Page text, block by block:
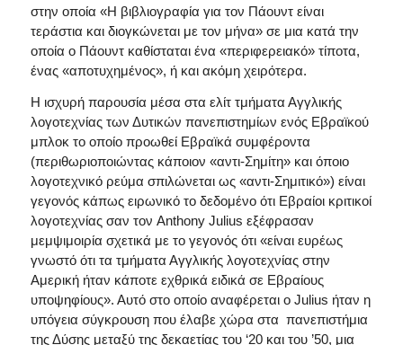
στην οποία «Η βιβλιογραφία για τον Πάουντ είναι
τεράστια και διογκώνεται με τον μήνα» σε μια κατά την
οποία ο Πάουντ καθίσταται ένα «περιφερειακό» τίποτα,
ένας «αποτυχημένος», ή και ακόμη χειρότερα.
Η ισχυρή παρουσία μέσα στα ελίτ τμήματα Αγγλικής
λογοτεχνίας των Δυτικών πανεπιστημίων ενός Εβραϊκού
μπλοκ το οποίο προωθεί Εβραϊκά συμφέροντα
(περιθωριοποιώντας κάποιον «αντι-Σημίτη» και όποιο
λογοτεχνικό ρεύμα σπιλώνεται ως «αντι-Σημιτικό») είναι
γεγονός κάπως ειρωνικό το δεδομένο ότι Εβραίοι κριτικοί
λογοτεχνίας σαν τον Anthony Julius εξέφρασαν
μεμψιμοιρία σχετικά με το γεγονός ότι «είναι ευρέως
γνωστό ότι τα τμήματα Αγγλικής λογοτεχνίας στην
Αμερική ήταν κάποτε εχθρικά ειδικά σε Εβραίους
υποψηφίους». Αυτό στο οποίο αναφέρεται ο Julius ήταν η
υπόγεια σύγκρουση που έλαβε χώρα στα πανεπιστήμια
της Δύσης μεταξύ της δεκαετίας του ‘20 και του ’50, μια